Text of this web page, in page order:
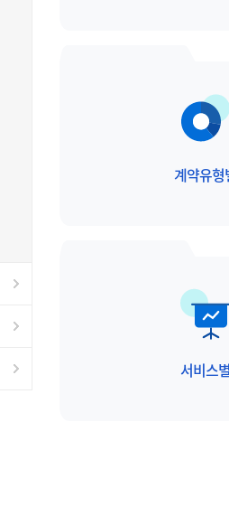
계약유형
서비스